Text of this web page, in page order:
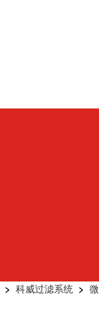
> 科威过滤系统 > 微